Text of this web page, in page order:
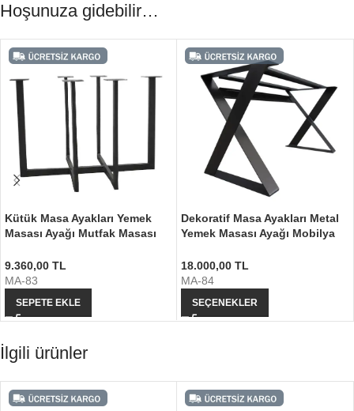
Hoşunuza gidebilir…
Kütük Masa Ayakları Yemek
Masası Ayağı Mutfak Masası
9.360,00 TL
MA-83
SEPETE EKLE
Dekoratif Masa Ayakları Metal
Yemek Masası Ayağı Mobilya
18.000,00 TL
MA-84
SEÇENEKLER
İlgili ürünler